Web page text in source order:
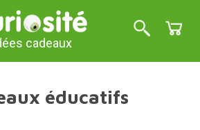
cadeaux
éducatifs